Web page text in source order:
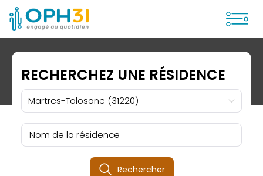
RECHERCHEZ UNE RÉSIDENCE
Martres-Tolosane (31220)
Nom de la résidence
Rechercher